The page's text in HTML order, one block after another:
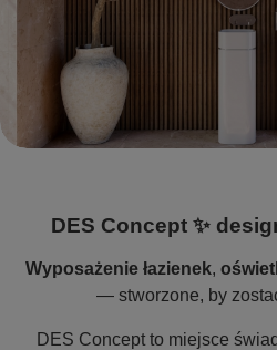
DES Concept ✨
Wyposażenie łazienek,
— stworzone, by
DES Concept to miejsce